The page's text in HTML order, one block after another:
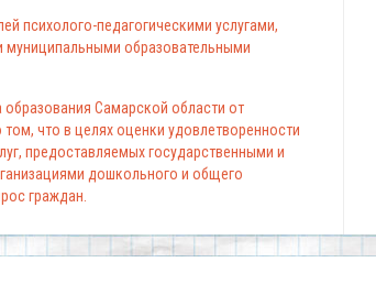
психолого-педагогическими услугами,
образовательными
образования Самарской области от
что в целях оценки удовлетворенности
предоставляемых государственными и
дошкольного и общего
граждан.